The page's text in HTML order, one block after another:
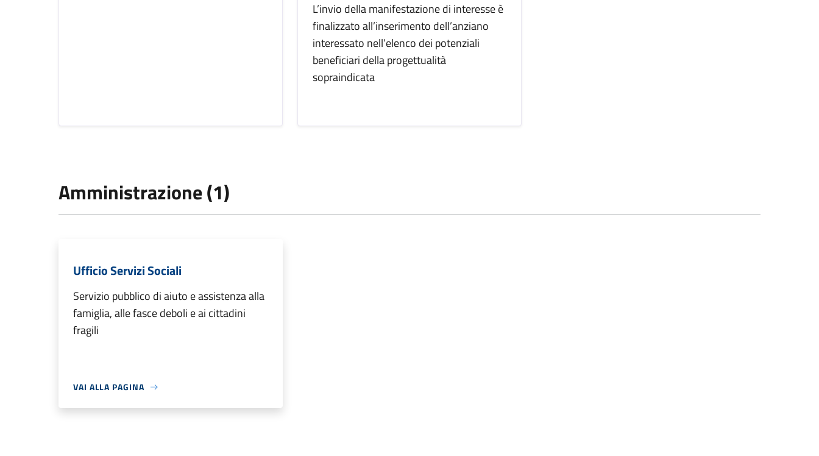
L’invio della manifestazione di interesse è
finalizzato all’inserimento dell’anziano
interessato nell’elenco dei potenziali
beneficiari della progettualità
sopraindicata
Amministrazione (1)
Ufficio Servizi Sociali
Servizio pubblico di aiuto e assistenza alla
famiglia, alle fasce deboli e ai cittadini
fragili
VAI ALLA PAGINA